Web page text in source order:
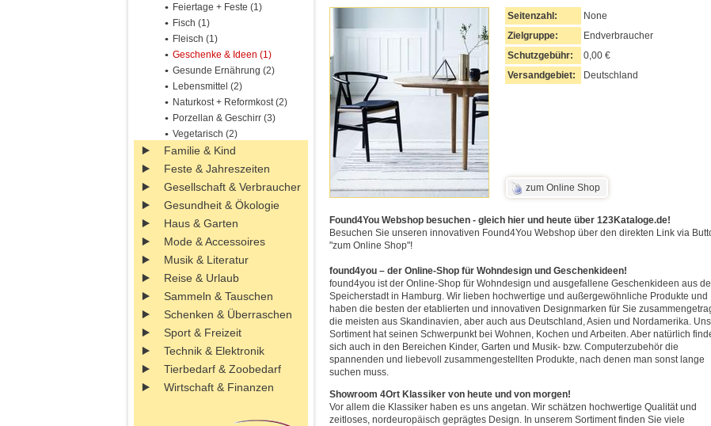
Feiertage + Feste (1)
Fisch (1)
Fleisch (1)
Geschenke & Ideen (1)
Gesunde Ernährung (2)
Lebensmittel (2)
Naturkost + Reformkost (2)
Porzellan & Geschirr (3)
Vegetarisch (2)
Familie & Kind
Feste & Jahreszeiten
Gesellschaft & Verbraucher
Gesundheit & Ökologie
Haus & Garten
Mode & Accessoires
Musik & Literatur
Reise & Urlaub
Sammeln & Tauschen
Schenken & Überraschen
Sport & Freizeit
Technik & Elektronik
Tierbedarf & Zoobedarf
Wirtschaft & Finanzen
Seitenzahl:
None
Zielgruppe:
Endverbraucher
Schutzgebühr:
0,00 €
Versandgebiet:
Deutschland
zum Online Shop
Found4You Webshop besuchen - gleich hier und heute über 123Kataloge.de!
Besuchen Sie unseren innovativen Found4You Webshop über den direkten Link via
"zum Online Shop"!
found4you – der Online-Shop für Wohndesign und Geschenkideen!
found4you ist der Online-Shop für Wohndesign und ausgefallene Geschenkideen aus
Speicherstadt in Hamburg. Wir lieben hochwertige und außergewöhnliche Produkte und
haben die besten der etablierten und innovativen Designmarken für Sie
die meisten aus Skandinavien, aber auch aus Deutschland, Asien und Nordamerika.
Sortiment hat seinen Schwerpunkt bei Wohnen, Kochen und Arbeiten. Aber natürlich
sich auch in den Bereichen Kinder, Garten und Musik- bzw. Computerzubehör die
spannenden und liebevoll zusammengestellten Produkte, nach denen man sonst lange
suchen muss.
Showroom 4Ort Klassiker von heute und von morgen!
Vor allem die Klassiker haben es uns angetan. Wir schätzen hochwertige Qualität und
zeitloses, nordeuropäisch geprägtes Design. In unserem Sortiment finden Sie viele